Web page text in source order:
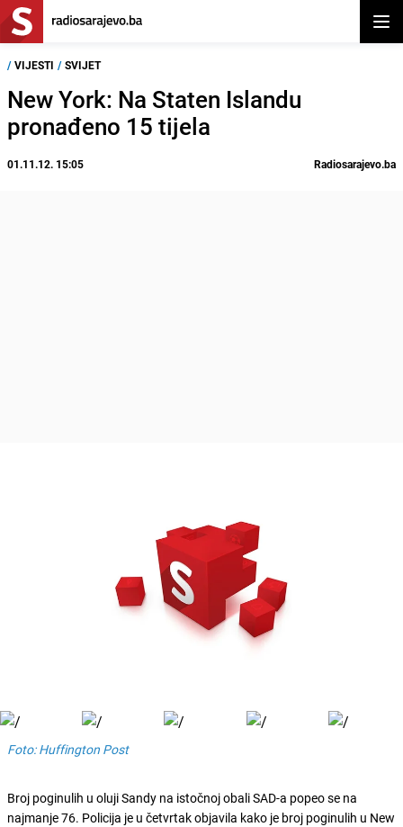
/ VIJESTI / SVIJET
New York: Na Staten Islandu
pronađeno 15 tijela
01.11.12. 15:05 Radiosarajevo.ba
Foto: Huffington Post
Broj poginulih u oluji Sandy na istočnoj obali SAD-a popeo se na
najmanje 76. Policija je u četvrtak objavila kako je broj poginulih u New